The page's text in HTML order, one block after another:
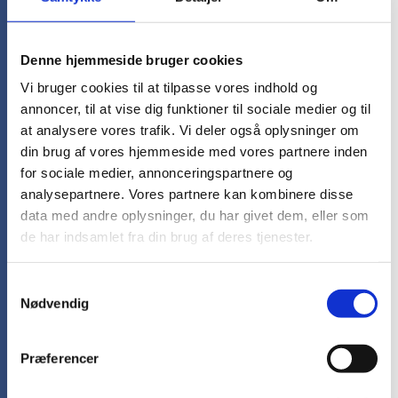
Denne hjemmeside bruger cookies
Vi bruger cookies til at tilpasse vores indhold og
annoncer, til at vise dig funktioner til sociale medier og til
at analysere vores trafik. Vi deler også oplysninger om
din brug af vores hjemmeside med vores partnere inden
for sociale medier, annonceringspartnere og
analysepartnere. Vores partnere kan kombinere disse
data med andre oplysninger, du har givet dem, eller som
de har indsamlet fra din brug af deres tjenester.
Nødvendig
Præferencer
Broderi giver ofte et eksklusivt og slidstærkt
resultat, mens tryk er en fleksibel løsning, der
egner sig godt til mange typer firmatøj og
større oplag.
Kan man bestille firmatøj i forskellige
størrelser og farver?
Ja, det er muligt at bestille firmatøj i
forskellige størrelser, farver og modeller. Det
Vi hjælper gerne med at sammensætte en
medarbejderne og virksomhedens visuelle